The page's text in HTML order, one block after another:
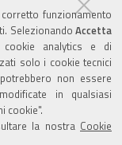
funzionamento
Selezionando Accetta
analytics e di
solo i cookie tecnici
non essere
in qualsiasi
cookie".
la nostra Cookie
sito